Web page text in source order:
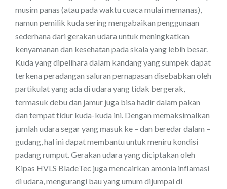
musim panas (atau pada waktu cuaca mulai memanas),
namun pemilik kuda sering mengabaikan penggunaan
sederhana dari gerakan udara untuk meningkatkan
kenyamanan dan kesehatan pada skala yang lebih besar.
Kuda yang dipelihara dalam kandang yang sumpek dapat
terkena peradangan saluran pernapasan disebabkan oleh
partikulat yang ada di udara yang tidak bergerak,
termasuk debu dan jamur juga bisa hadir dalam pakan
dan tempat tidur kuda-kuda ini. Dengan memaksimalkan
jumlah udara segar yang masuk ke – dan beredar dalam –
gudang, hal ini dapat membantu untuk meniru kondisi
padang rumput. Gerakan udara yang diciptakan oleh
Kipas HVLS BladeTec juga mencairkan amonia inflamasi
di udara, mengurangi bau yang umum dijumpai di